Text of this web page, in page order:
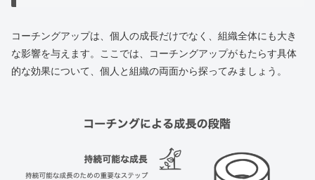
コーチングアップは、個人の成長だけでなく、組織全体にも大き
な影響を与えます。ここでは、コーチングアップがもたらす具体
的な効果について、個人と組織の両面から探ってみましょう。